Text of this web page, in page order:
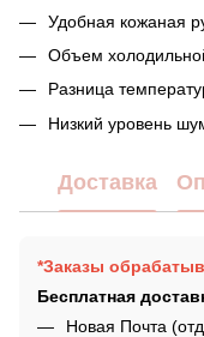
Удобная кожаная
Объем
Разница
Низкий уровень
Доставка
*Заказы
Бесплатная
Новая Почта